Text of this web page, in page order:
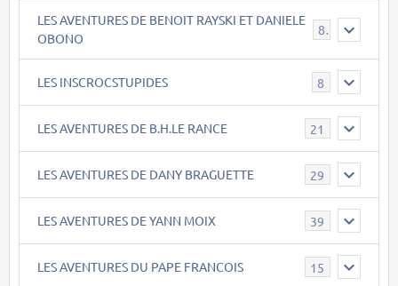
LES AVENTURES DE BENOIT RAYSKI ET DANIELE
OBONO
8
LES INSCROCSTUPIDES 8
LES AVENTURES DE B.H.LE RANCE 21
LES AVENTURES DE DANY BRAGUETTE 29
LES AVENTURES DE YANN MOIX 39
LES AVENTURES DU PAPE FRANCOIS 15